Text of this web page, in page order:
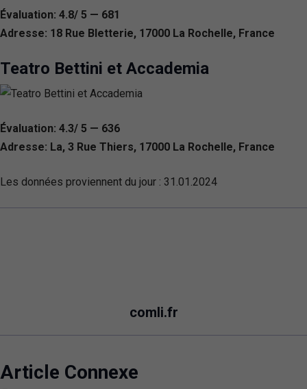
Évaluation: 4.8/ 5 — 681
Adresse: 18 Rue Bletterie, 17000 La Rochelle, France
Teatro Bettini et Accademia
Évaluation: 4.3/ 5 — 636
Adresse: La, 3 Rue Thiers, 17000 La Rochelle, France
Les données proviennent du jour : 31.01.2024
comli.fr
Article Connexe